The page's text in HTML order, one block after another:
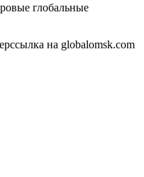
глобальные
на globalomsk.com